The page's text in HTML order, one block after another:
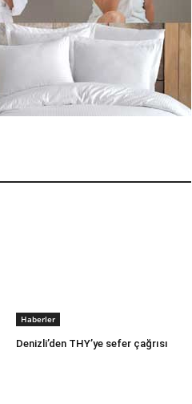
Haberler
Denizli’den THY’ye sefer çağrısı